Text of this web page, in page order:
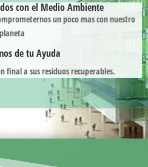
con el Medio Ambiente
un poco mas con nuestro
planeta
de tu Ayuda
final a sus residuos recuperables.